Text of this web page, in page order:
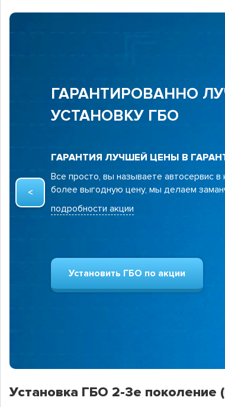
ГАРАНТИРОВАННО
УСТАНОВКУ ГБО
ГАРАНТИЯ ЛУЧШЕЙ ЦЕНЫ В
Все просто, вы называете автосервис
более выгодную цену, мы делаем
подробности акции
Установить ГБО по акции
Установка ГБО 2-3е